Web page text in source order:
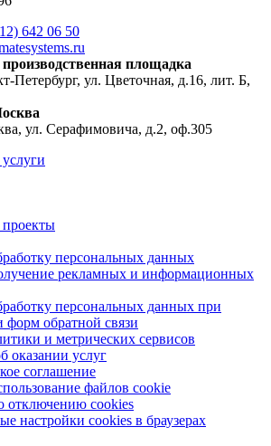
642 06 50
площадка
Петербург, ул. Цветочная, д.16, лит. Б,
ул. Серафимовича, д.2, оф.305
персональных данных
рекламных и информационных
персональных данных при
форм обратной связи
и метрических сервисов
оказании услуг
соглашение
файлов cookie
отключению cookies
настройки cookies в браузерах